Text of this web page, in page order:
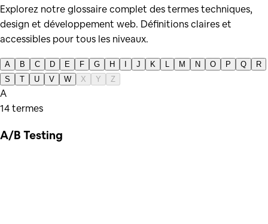
Explorez notre glossaire complet des termes techniques,
design et développement web. Définitions claires et
accessibles pour tous les niveaux.
A B C D E F G H I J K L M N O P Q
R
S
T U V W X Y Z
A
14termes
A/B Testing